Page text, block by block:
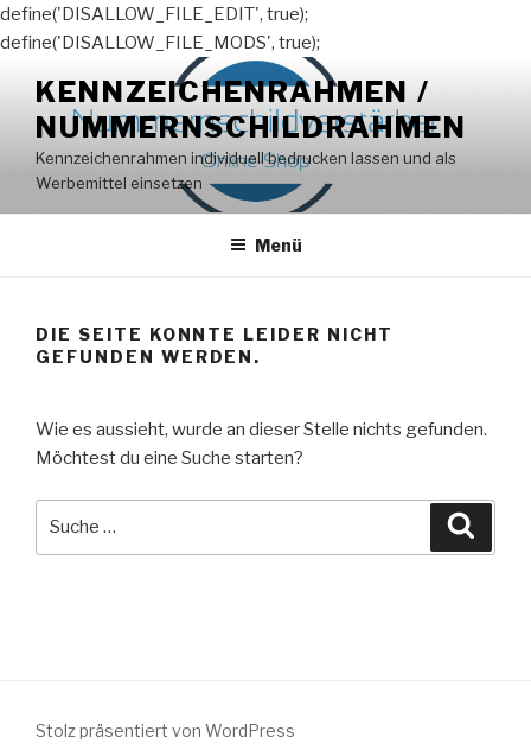
define('DISALLOW_FILE_EDIT', true);
define('DISALLOW_FILE_MODS', true);
Inhalt
springen
KENNZEICHENRAHMEN /
NUMMERNSCHILDRAHMEN
Kennzeichenrahmen individuell bedrucken lassen und als
Werbemittel einsetzen
Menü
DIE SEITE KONNTE LEIDER NICHT
GEFUNDEN WERDEN.
Wie es aussieht, wurde an dieser Stelle nichts gefunden.
Möchtest du eine Suche starten?
Stolz präsentiert von WordPress